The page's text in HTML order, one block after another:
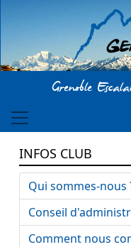
Grenoble
INFOS CLUB
Qui sommes-nous
Conseil
Comment nous